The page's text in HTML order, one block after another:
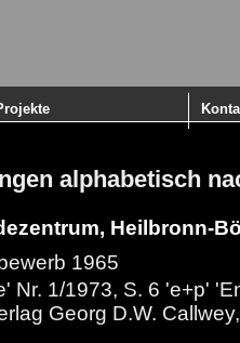
alphabetisch
Heilbronn-
1965
Nr. 1/1973, S. 6 'e+p'
Georg D.W.